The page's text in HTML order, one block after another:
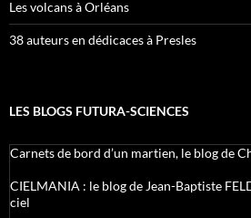
Les volcans à Orléans
38 auteurs en dédicaces à Presles
LES BLOGS FUTURA-SCIENCES
Carnets de bord d’un martien, le blog de
CIELMANIA : le blog de Jean-Baptiste
ciel